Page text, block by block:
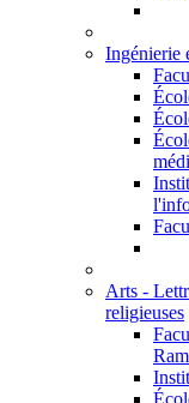
Ingénierie
Arts -
religieuses